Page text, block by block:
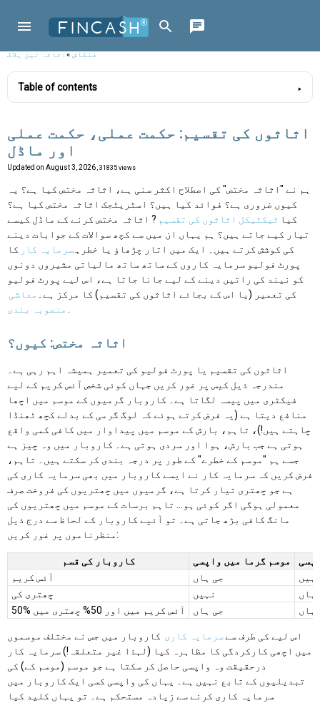
فنکاش»اثاثہ تین ہلاک
Table of contents
اثاثوں کی تقسیم: حکمت عملی، حکمت عملی
اور ماڈل
Updated on August 3, 2026 , 31835 views
ہم نے "اثاثہ مختص" کی اصطلاح اکثر سنی ہے، اثاثہ مختص کیا ہے؟ یہ
کیوں ضروری ہے؟ فوائد کیا ہیں؟ اسٹریٹجک اثاثہ مختص کیا ہے؟
کیا ٹیکٹیکل اثاثوں کی تقسیم ? اثاثہ مختص کرنے کے ماڈل کیسے
تیار کیے جاتے ہیں؟ ہم یہاں ان میں سے کچھ سوالات کے جوابات دینے
کی کوشش کرتے ہیں۔ ایک میں اتار چڑھاؤ یا خطرہسرمایہ کار کا
پورٹ فولیو سرمایہ کاروں کے ساتھ ساتھ مالیاتی مشیروں دونوں
کو نیند کی راتیں دینے کے لیے جانا جاتا ہے، اس لیے پورٹ فولیو
کی تعمیر (یا اس کے بجائے اثاثوں کی تقسیم) کا مرکز ہے۔ معاشی
منصوبہ بندی .
اثاثہ مختص: کیوں؟
اثاثوں کی تقسیم یا پورٹ فولیو کی تعمیر ہمیشہ اہم رہی ہے۔
مندرجہ ذیل کیس پر غور کریں جہاں کوئی شخص آئس کریم کے لیے
فیکٹری میں پیسہ لگاتا ہے۔ کاروبار گرمیوں کے موسم میں اچھا
منافع دیتا ہے (یہ فرض کرتے ہوئے کہ لوگ گرمی کے بدلے کچھ ٹھنڈا
چاہتے ہیں!)، تاہم، بارش کے موسم میں پیداوار میں کافی کمی واقع
ہوتی ہے جب بارش، ہوا اور سردی ہوتی ہے۔ کاروبار میں وہ چیز ہے
جسے ہم "موسم کے خطرے" کے طور پر درجہ بندی کر سکتے ہیں۔ تاہم،
فرض کریں کہ سرمایہ کار نے ایسے کاروبار میں بھی سرمایہ کاری کی
ہے جو چھتری تیار کرتا ہے، گرمیوں میں چھتریوں کی فروخت صرف
معمولی ہوگی اگر کوئی ہو... تاہم برسات کے موسم میں چھتریوں کی
مانگ کافی بڑھ جاتی ہے۔ تو آئیے کاروبار کے لحاظ سے درج ذیل
منظرناموں پر غور کریں:
کاروبار کی قسم موسم گرما میں واپسی
آئس کریم
جی ہاں
چھتری کی
نہیں
ہاں
50% آئس کریم میں اور 50% چھتری میں
جی ہاں ہاں
اس لیے کی طرف سےسرمایہ کاری کاروبار میں جس نے مختلف موسموں
میں اچھی کارکردگی کا مظاہرہ کیا (لہذا غیر متعلقہ!) سرمایہ کار
درحقیقت وہ واپسی حاصل کر سکتا ہے جو موسم (موسم کے) کی
تبدیلیوں کے تابع نہیں ہے۔ یہاں کی واپسی کسی ایک کاروبار میں
سرمایہ کاری کرنے سے زیادہ مستحکم ہے۔ تو یہاں کلید کیا